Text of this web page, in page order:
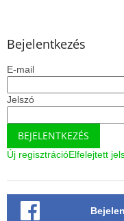
Bejelentkezés
E-mail
Jelszó
BEJELENTKEZÉS
Új regisztrációElfelejtett